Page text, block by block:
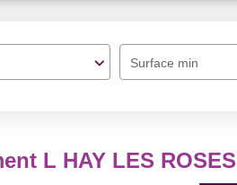
Surface min
L HAY LES